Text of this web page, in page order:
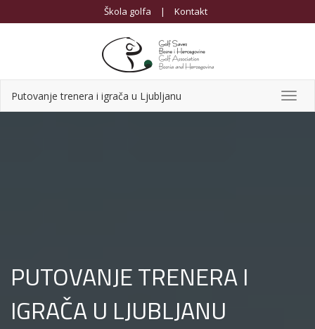
Škola golfa | Kontakt
Putovanje trenera i igrača u Ljubljanu
PUTOVANJE TRENERA I
IGRAČA U LJUBLJANU